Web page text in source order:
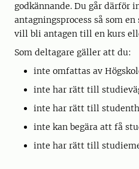
godkännande. Du går därför
antagningsprocess så som
vill bli antagen till en kurs
Som deltagare gäller att du:
inte omfattas av
inte har rätt till
inte har rätt till
inte kan begära att få
inte har rätt till